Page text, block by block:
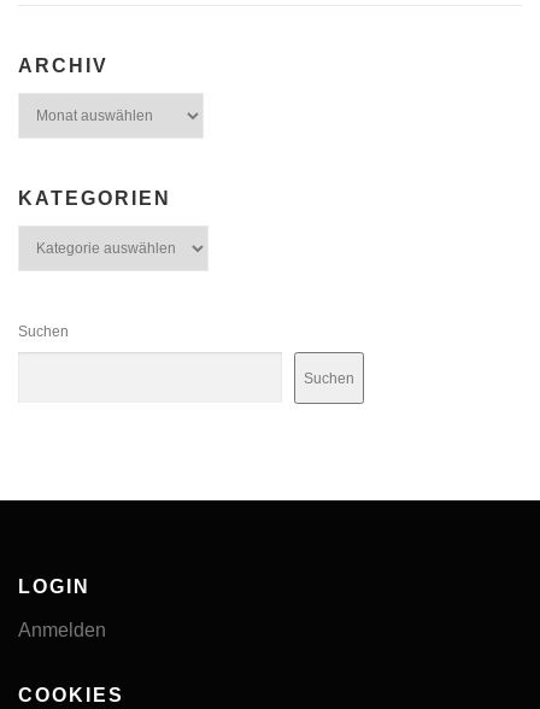
ARCHIV
KATEGORIEN
Suchen
Suchen
LOGIN
Anmelden
COOKIES